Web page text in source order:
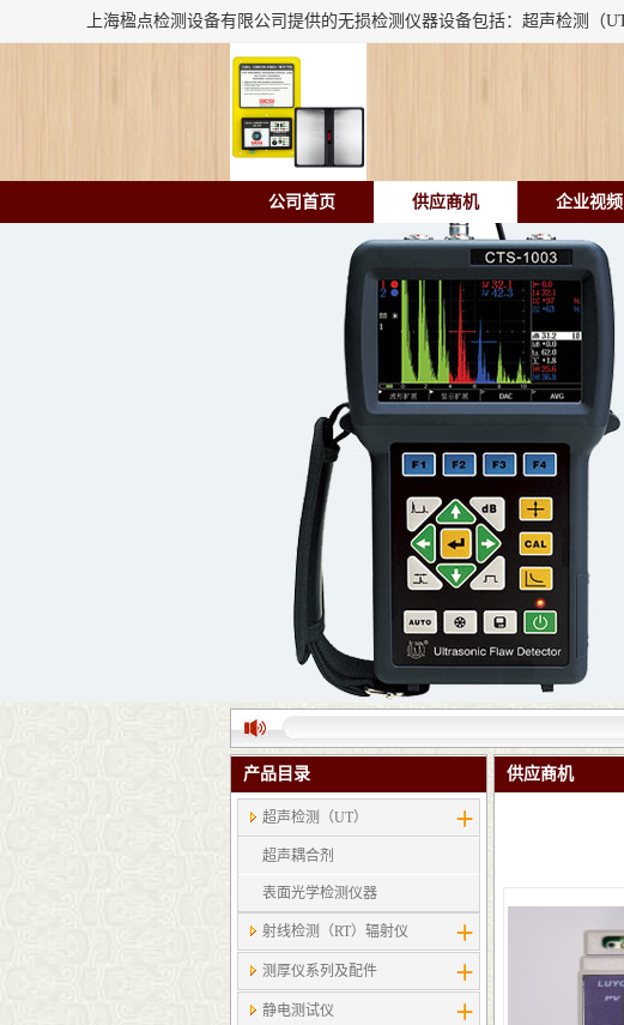
公司首页 供应商机 企业视频
产品目录
超声检测（UT）
超声耦合剂
表面光学检测仪器
射线检测（RT）辐射仪
测厚仪系列及配件
静电测试仪
供应商机